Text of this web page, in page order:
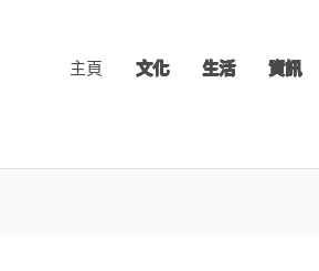
主頁 文化 生活 資訊